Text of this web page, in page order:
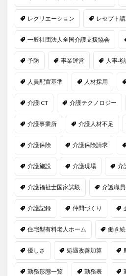
レクリエーション レセプト
一般社団法人全国介護支援協会
予防 事業運営 人事考
人員配置基準 人材採用
介護ICT 介護テクノロジー
介護事業所 介護人材不足
介護保険 介護保険請求
介護施設 介護現場 介
介護福祉士国家試験 介護職
介護記録 仲間づくり
住宅型有料老人ホーム 働き
優しさ 処遇改善加算
勤務形態一覧 勤務表